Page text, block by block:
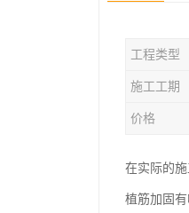
工程类型
施工工期
价格
在实际的
植筋加固有